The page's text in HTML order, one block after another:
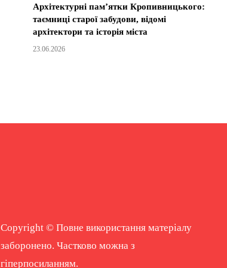
Архітектурні пам’ятки Кропивницького:
таємниці старої забудови, відомі
архітектори та історія міста
23.06.2026
Copyright © Повне використання матеріалу
заборонено. Частково можна з
гіперпосиланням.